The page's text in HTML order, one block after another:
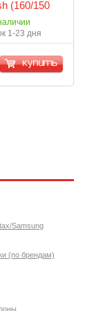
(160/150
128G-X46)
1-23 дня
купить
Samsung
(по брендам)